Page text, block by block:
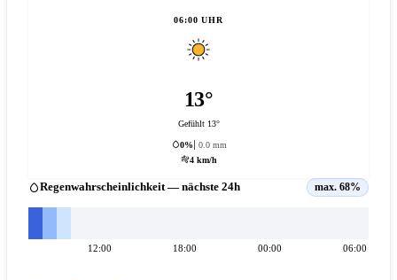
06:00 UHR
13°
Gefühlt 13°
0%
0.0 mm
4 km/h
Regenwahrscheinlichkeit — nächste 24h max. 68%
12:00 18:00 00:00 06:00